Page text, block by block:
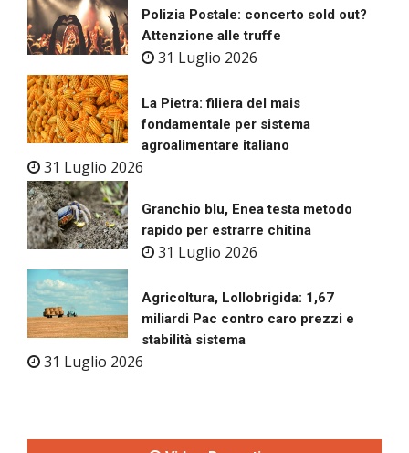
Polizia Postale: concerto sold out?
Attenzione alle truffe
31 Luglio 2026
La Pietra: filiera del mais
fondamentale per sistema
agroalimentare italiano
31 Luglio 2026
Granchio blu, Enea testa metodo
rapido per estrarre chitina
31 Luglio 2026
Agricoltura, Lollobrigida: 1,67
miliardi Pac contro caro prezzi e
stabilità sistema
31 Luglio 2026